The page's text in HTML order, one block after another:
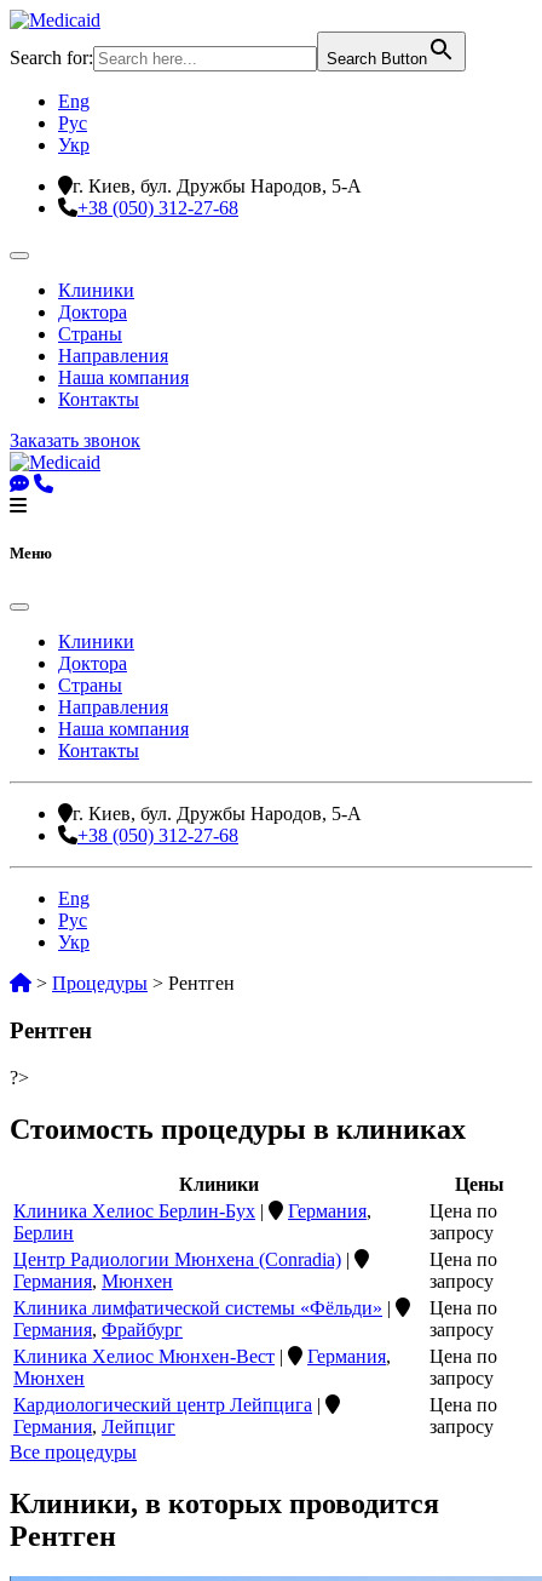
Search for: Search Button
Eng
Рус
Укр
г. Киев, бул. Дружбы Народов, 5-А
+38 (050) 312-27-68
Клиники
Доктора
Страны
Направления
Наша компания
Контакты
Заказать звонок
Меню
Клиники
Доктора
Страны
Направления
Наша компания
Контакты
г. Киев, бул. Дружбы Народов, 5-А
+38 (050) 312-27-68
Eng
Рус
Укр
> Процедуры > Рентген
Рентген
?>
Стоимость процедуры в клиниках
Клиники
Цены
Клиника Хелиос Берлин-Бух | Германия,
Берлин
Цена по
запросу
Центр Радиологии Мюнхена (Conradia) |
Германия, Мюнхен
Цена по
запросу
Клиника лимфатической системы «Фёльди» |
Германия, Фрайбург
Цена по
запросу
Клиника Хелиос Мюнхен-Вест | Германия,
Мюнхен
Цена по
запросу
Кардиологический центр Лейпцига |
Германия, Лейпциг
Цена по
запросу
Все процедуры
Клиники, в которых проводится
Рентген